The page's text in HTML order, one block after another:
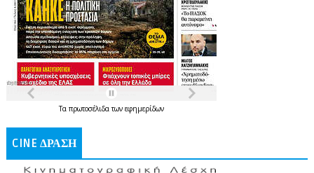
Τα πρωτοσέλιδατων εφημερίδων
CINE ΔΡΑΣΗ